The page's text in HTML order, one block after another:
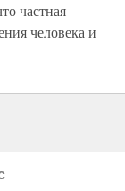
частная
человека и